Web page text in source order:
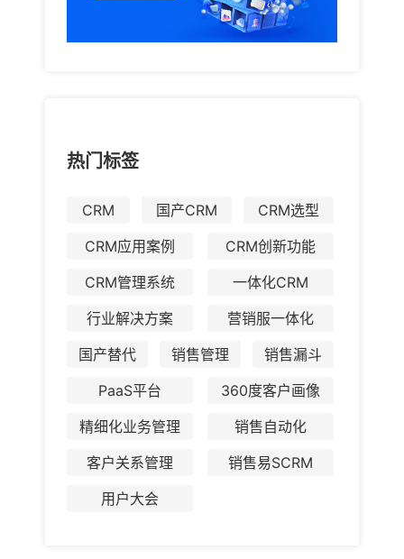
业务变革的重要驱动力，开发出更多满足客户需求的产
品和解决方案。而企业级新型CRM开创者销售易也将借
热门标签
CRM 国产CRM
CRM选型
CRM应用案例
CRM创新功能
CRM管理系统
一体化CRM
行业解决方案
营销服一体化
国产替代
销售管理
销售漏斗
PaaS平台
360度客户画像
精细化业务管理
销售自动化
客户关系管理
销售易SCRM
用户大会